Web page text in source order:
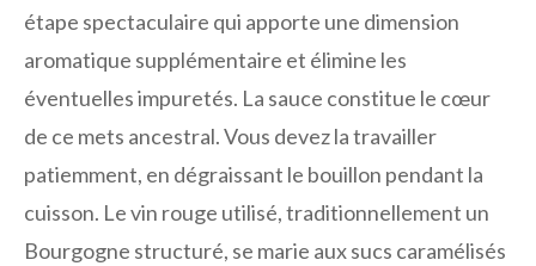
étape spectaculaire qui apporte une dimension
aromatique supplémentaire et élimine les
éventuelles impuretés. La sauce constitue le cœur
de ce mets ancestral. Vous devez la travailler
patiemment, en dégraissant le bouillon pendant la
cuisson. Le vin rouge utilisé, traditionnellement un
Bourgogne structuré, se marie aux sucs caramélisés